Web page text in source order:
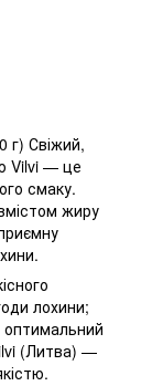
г) Свіжий,
Vilvi — це
смаку.
жиру
лохини;
оптимальний
(Литва) —